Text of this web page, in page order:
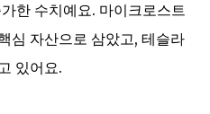
한 수치예요. 마이크로스트
심 자산으로 삼았고, 테슬라
있어요.